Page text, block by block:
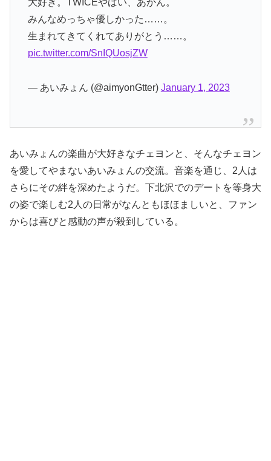
大好き。TWICEやばい、あかん。
みんなめっちゃ優しかった……。
生まれてきてくれてありがとう……。
pic.twitter.com/SnIQUosjZW
— あいみょん (@aimyonGtter) January 1, 2023
あいみょんの楽曲が大好きなチェヨンと、そんなチェヨン
を愛してやまないあいみょんの交流。音楽を通じ、2人は
さらにその絆を深めたようだ。下北沢でのデートを等身大
の姿で楽しむ2人の日常がなんともほほましいと、ファン
からは喜びと感動の声が殺到している。